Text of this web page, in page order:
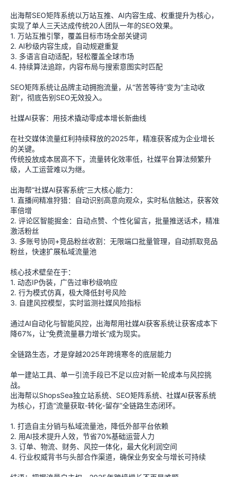
出海帮SEO矩阵系统以万站互推、AI内容生成、权重提升为核心，
实现了单人三天达成传统20人团队一年的SEO效果。
1. 万站互推引擎，覆盖目标市场全部关键词
2. AI秒级内容生成，自动规避重复
3. 多语言自动适配，轻松覆盖全球市场
4. 持续算法追踪，内容布局与搜索意图实时匹配
SEO矩阵系统让品牌主动拥抱流量，从“苦苦等待”变为“主动收
割”，彻底告别SEO无效投入。
社媒AI获客：用技术撬动零成本增长新曲线
在社交媒体流量红利持续释放的2025年，精准获客成为企业增长
的关键。
传统投放成本居高不下，流量转化效率低，社媒平台算法频繁升
级，人工运营难以为继。
出海帮“社媒AI获客系统”三大核心能力：
1. 直播间精准狩猎：自动识别高意向观众，实时私信触达，获客效
率倍增
2. 评论区智能掘金：自动点赞、个性化留言，批量推送话术，精准
激活粉丝
3. 多账号协同+竞品粉丝收割：无限端口批量管理，自动抓取竞品
粉丝，快速扩展私域流量池
核心技术壁垒在于：
1. 动态IP伪装，广告过审秒级响应
2. 行为模式仿真，极大降低封号风险
3. 自建风控模型，实时监测社媒风险指标
通过AI自动化与智能风控，出海帮用社媒AI获客系统让获客成本下
降67%，让“免费流量暴力增长”成为现实。
全链路生态，才是穿越2025年跨境寒冬的底层能力
单一建站工具、单一引流手段已不足以应对新一轮成本与风控挑
战。
出海帮以ShopsSea独立站系统、SEO矩阵系统、社媒AI获客系统
为核心，打造“流量获取-转化-留存”全链路生态闭环。
1. 打造自主分销与私域流量池，降低外部平台依赖
2. 用AI技术提升人效，节省70%基础运营人力
3. 订单、物流、财务、风控一体化，最大化利润空间
4. 行业权威背书与头部合作渠道，确保业务安全与增长可持续